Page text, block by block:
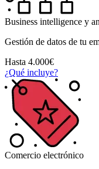
Business intelligence y
Gestión de datos de tu
Hasta 4.000€
¿Qué incluye?
Comercio electrónico